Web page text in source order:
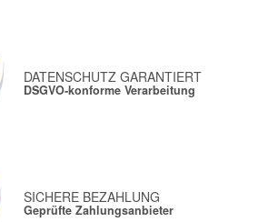
DATENSCHUTZ GARANTIERT
DSGVO-konforme Verarbeitung
SICHERE BEZAHLUNG
Geprüfte Zahlungsanbieter